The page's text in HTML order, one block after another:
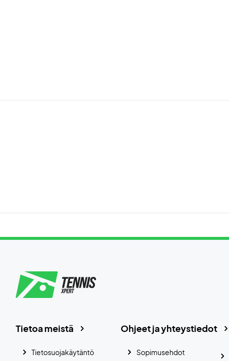
Ohjeet ja yhteystiedot
Sopimusehdot
Tietoa meistä
Tietosuojakäytäntö